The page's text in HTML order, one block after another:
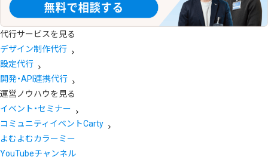
代行サービスを見る
デザイン制作代行
設定代行
開発・API連携代行
運営ノウハウを見る
イベント・セミナー
コミュニティイベントCarty
よむよむカラーミー
YouTubeチャンネル